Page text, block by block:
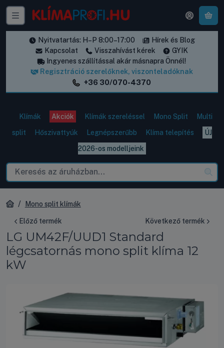
Nyitvatartás: H–P 8:00–17:00
Hírek és Blog
Kapcsolat
Visszahívást kérek
GYIK
Ingyenes szállítással akár másnapra Önnél!
Regisztráció szerelőknek, viszonteladóknak
+36 30/070-4370
Klímák Akciók Klímák szereléssel Mono Split
Multi
split
Hőszivattyúk Legnépszerűbb Klíma telepítés
ÚJ
2026-os modelljeink
Mono split klímák
Előző termék Következő termék
LG UM42F/UUD1 Standard
légcsatornás mono split klíma 12
kW